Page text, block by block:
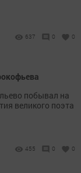
637 0 0
побывал на
великого поэта
455 0 0